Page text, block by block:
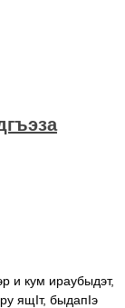
и кум ираубыдэт,
ящIт, быдапIэ